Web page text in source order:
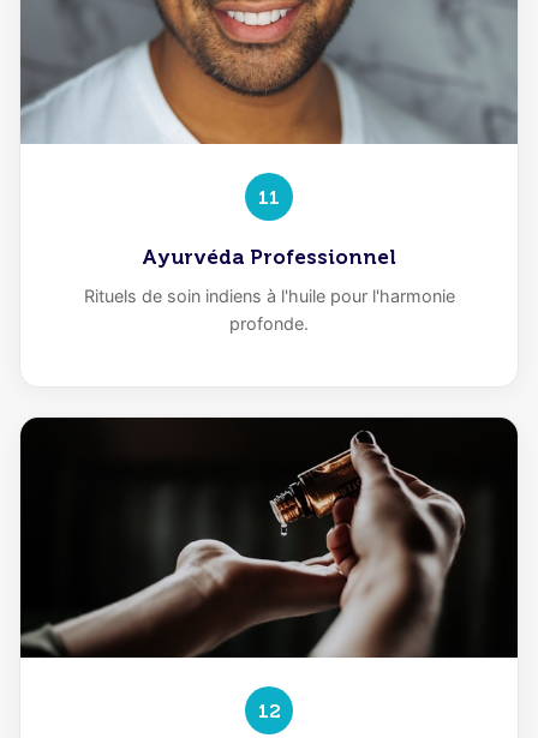
11
Ayurvéda Professionnel
Rituels de soin indiens à l'huile pour l'harmonie
profonde.
12